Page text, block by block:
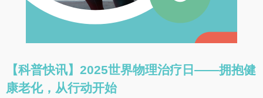
【科普快讯】2025世界物理治疗日——拥抱健
康老化，从行动开始